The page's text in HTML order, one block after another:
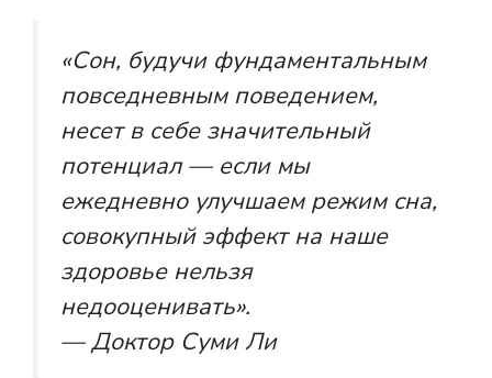
«Сон, будучи фундаментальным
повседневным поведением,
несет в себе значительный
потенциал — если мы
ежедневно улучшаем режим сна,
совокупный эффект на наше
здоровье нельзя
недооценивать».
— Доктор Суми Ли